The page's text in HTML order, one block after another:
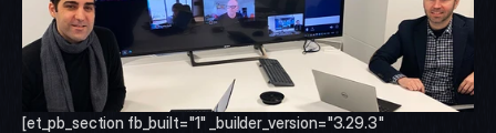
VSN Arena
VSN Noticias Conectar
VSN NewsConnect + VSN IA
Programación Inteligente
VSNExplorer + VSNCrea
[et_pb_section fb_built="1" _builder_version="3.29.3"